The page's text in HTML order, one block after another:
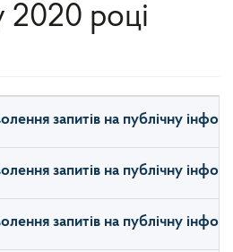
2020 році
запитів на публічну
запитів на публічну
запитів на публічну